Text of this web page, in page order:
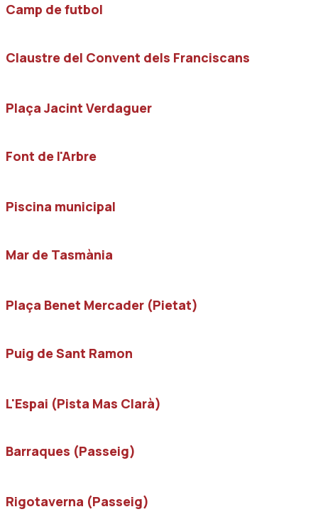
Camp de futbol
Claustre del Convent dels Franciscans
Plaça Jacint Verdaguer
Font de l'Arbre
Piscina municipal
Mar de Tasmània
Plaça Benet Mercader (Pietat)
Puig de Sant Ramon
L'Espai (Pista Mas Clarà)
Barraques (Passeig)
Rigotaverna (Passeig)